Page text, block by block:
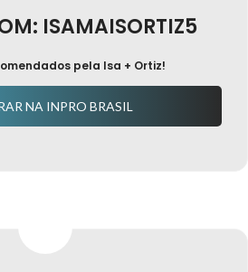
ISAMAISORTIZ5
pela Isa + Ortiz!
NA INPRO BRASIL